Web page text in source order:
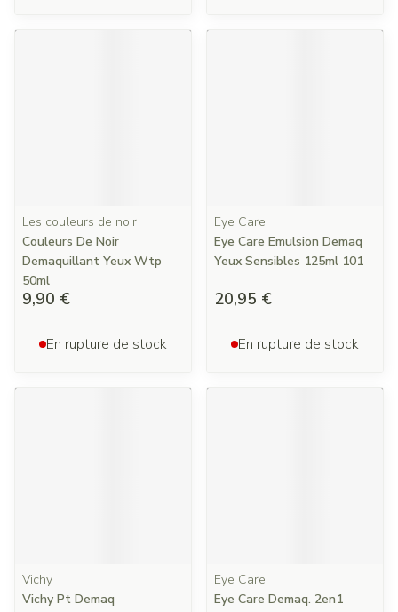
Les couleurs de noir
Couleurs De Noir
Demaquillant Yeux Wtp
50ml
9,90 €
En rupture de stock
Eye Care
Eye Care Emulsion Demaq
Yeux Sensibles 125ml 101
20,95 €
En rupture de stock
Vichy
Vichy Pt Demaq
Eye Care
Eye Care Demaq. 2en1